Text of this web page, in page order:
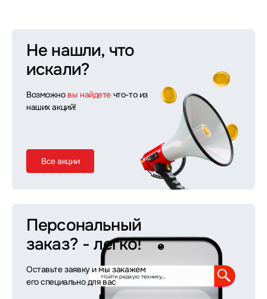
Не нашли, что
искали?
Возможно вы найдете что-то из
наших акций!
Все акции
Персональный
заказ? - легко!
Оставьте заявку и мы закажем
его специально для вас